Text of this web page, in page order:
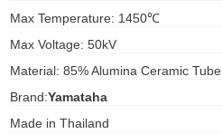
Max Temperature: 1450℃
Max Voltage: 50kV
Material: 85% Alumina Ceramic Tube
Brand:Yamataha
Made in Thailand